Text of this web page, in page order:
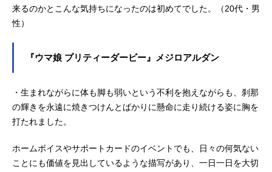
来るのかとこんな気持ちになったのは初めてでした。（20代・男
性）
『ウマ娘 プリティーダービー』メジロアルダン
・生まれながらに体も脚も弱いという不利を抱えながらも、刹那
の輝きを永遠に焼きつけんとばかりに懸命に走り続ける姿に胸を
打たれました。
ホームボイスやサポートカードのイベントでも、日々の何気ない
ことにも価値を見出しているような描写があり、一日一日を大切